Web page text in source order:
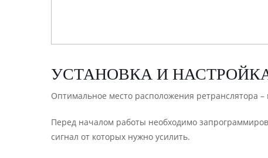
УСТАНОВКА И
Оптимальное место расположения
Перед началом работы необходимо
сигнал от которых нужно усилить.